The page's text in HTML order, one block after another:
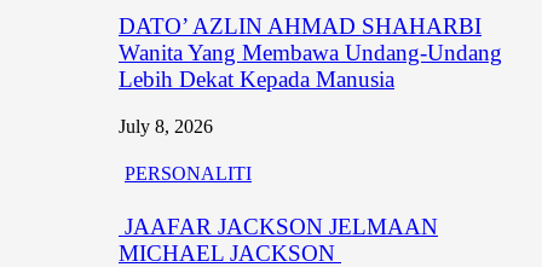
DATO’ AZLIN AHMAD SHAHARBI
Wanita Yang Membawa Undang-Undang
Lebih Dekat Kepada Manusia
July 8, 2026
PERSONALITI
JAAFAR JACKSON JELMAAN
MICHAEL JACKSON